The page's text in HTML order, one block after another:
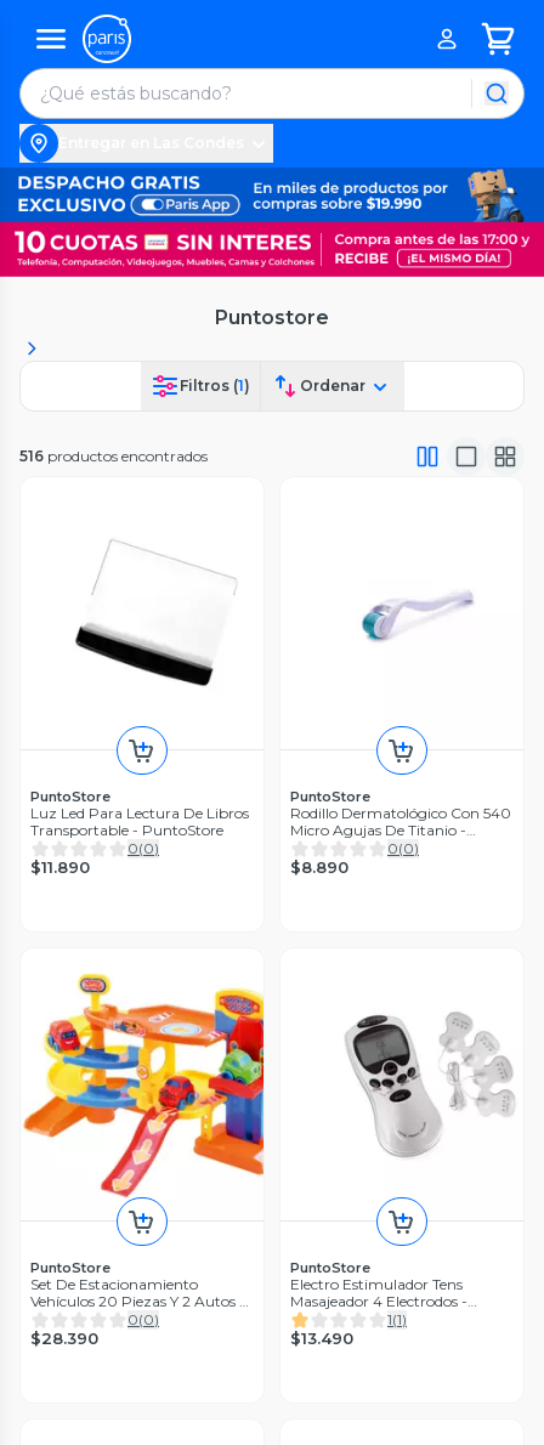
Puntostore
Filtros (1) Ordenar
516 productos encontrados
PuntoStore
Luz Led Para Lectura De Libros
Transportable - PuntoStore
0(0)
$11.890
PuntoStore
Rodillo Dermatológico Con 540
Micro Agujas De Titanio -
Puntostore
0(0)
$8.890
PuntoStore
Set De Estacionamiento
Vehículos 20 Piezas Y 2 Autos -
PS
0(0)
$28.390
PuntoStore
Electro Estimulador Tens
Masajeador 4 Electrodos -
PuntoStore
1(1)
$13.490